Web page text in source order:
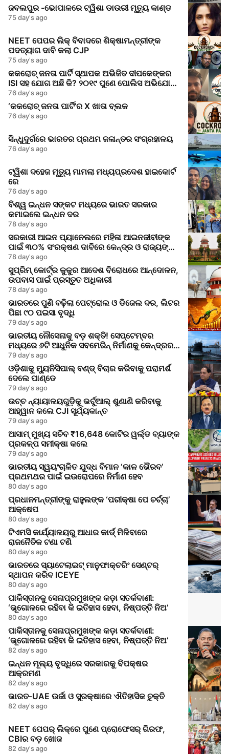
ଜବଲପୁର -ଭୋପାଳରେ ଟ୍ୱିଶା ଡାଉରୀ ମୃତ୍ୟୁ କାଣ୍ଡ
75 day's ago
NEET ପେପର ଲିକ୍‌ ବିବାଦରେ ଶିକ୍ଷାମନ୍ତ୍ରୀଙ୍କ
ପଦତ୍ୟାଗ ଦାବି କଲା CJP
75 day's ago
କକରୋଚ୍ ଜନତା ପାର୍ଟି ସ୍ଥାପକ ଅଭିଜିତ ଦୀପକେଙ୍କର
ISI ସହ ଯୋଗ ଅଛି କି? ୨୦୧୯ ପୁଣେ ପୋଲିସ ଅଭିଯୋଗ
କଣ କହୁଛି
76 day's ago
‘କକରୋଚ୍ ଜନତା ପାର୍ଟି’ର X ଖାତା ବ୍ଲକ
76 day's ago
ସିନ୍ଧୁଦୁର୍ଗରେ ଭାରତର ପ୍ରଥମ ଜଳାନ୍ତର ସଂଗ୍ରହାଳୟ
76 day's ago
ଟ୍ୱିଶା ଦହେଜ ମୃତ୍ୟୁ ମାମଲା ମଧ୍ୟପ୍ରଦେଶ ହାଇକୋର୍ଟ
ରେ
76 day's ago
ବିଶ୍ୱ ଇନ୍ଧନ ସଙ୍କଟ ମଧ୍ୟରେ ଭାରତ ସରକାର
କମାଇଲେ ଇନ୍ଧନ ଦର
78 day's ago
ସରକାରୀ ଆଇନ ପ୍ୟାନେଲରେ ମହିଳା ଆଇନଜୀବୀଙ୍କ
ପାଇଁ ୩୦% ସଂରକ୍ଷଣ ଦାବିରେ କେନ୍ଦ୍ର ଓ ରାଜ୍ୟଙ୍କୁ
ସୁପ୍ରିମକୋର୍ଟର ନୋଟିସ
78 day's ago
ସୁପ୍ରିମ୍ କୋର୍ଟ୍‌ର କୁକୁର ଆଦେଶ ବିରୋଧରେ ଆନ୍ଦୋଳନ,
ଉପବାସ ପାଇଁ ପ୍ରସ୍ତୁତ ଅଧିକାରୀ
78 day's ago
ଭାରତରେ ପୁଣି ବଢ଼ିଲା ପେଟ୍ରୋଲ ଓ ଡିଜେଲ ଦର, ଲିଟର
ପିଛା ୯୦ ପଇସା ବୃଦ୍ଧି
79 day's ago
ଭାରତୀୟ ନୌସେନାକୁ ବଡ଼ ଶକ୍ତି! ସେପ୍ଟେମ୍ବର
ମଧ୍ୟରେ ୬ଟି ଆଧୁନିକ ସବମେରିନ୍ ନିର୍ମାଣକୁ କେନ୍ଦ୍ରର
ମଞ୍ଜୁରି
79 day's ago
ଓଡ଼ିଶାକୁ ମ୍ୟୁନିସିପାଲ୍ ବଣ୍ଡ୍ ବିଚାର କରିବାକୁ ପରାମର୍ଶ
ଦେଲେ ପାଣ୍ଡେ
79 day's ago
ଉଚ୍ଚ ନ୍ୟାୟାଳୟଗୁଡ଼ିକୁ ଭର୍ଚୁଆଲ୍ ଶୁଣାଣି କରିବାକୁ
ଆହ୍ୱାନ କଲେ CJI ସୂର୍ଯ୍ୟକାନ୍ତ
79 day's ago
ଆସାମ୍ ମୁଖ୍ୟ ସଚିବ ₹16,648 କୋଟିର ୱର୍ଲ୍ଡ ବ୍ୟାଙ୍କ
ପ୍ରକଳ୍ପ ସମୀକ୍ଷା କଲେ
79 day's ago
ଭାରତୀୟ ସ୍ୱୟଂଚାଳିତ ଯୁଦ୍ଧ ବିମାନ ‘କାଳ ଭୈରବ’
ପ୍ରଥମଥର ପାଇଁ ଇଉରୋପରେ ନିର୍ମାଣ ହେବ
80 day's ago
ପ୍ରଧାନମନ୍ତ୍ରୀଙ୍କୁ ରାହୁଲଙ୍କ ‘ପରୀକ୍ଷା ପେ ଚର୍ଚ୍ଚା’
ଆକ୍ଷେପ
80 day's ago
ଟିଏମସି କାର୍ଯ୍ୟାଳୟରୁ ଆଧାର କାର୍ଡ୍ ମିଳିବାରେ
ରାଜନୈତିକ ଟଣା ଟଣି
80 day's ago
ଭାରତରେ ସ୍ୟାଟେଲାଇଟ୍ ମାନୁଫାକ୍ଚରିଂ ସେଣ୍ଟର୍
ସ୍ଥାପନ କରିବ ICEYE
80 day's ago
ପାକିସ୍ତାନକୁ ସେନାପ୍ରମୁଖଙ୍କ କଡ଼ା ସତର୍କବାଣୀ:
‘ଭୂଗୋଳରେ ରହିବା କି ଇତିହାସ ହେବା, ନିଷ୍ପତ୍ତି ନିଅ’
80 day's ago
ପାକିସ୍ତାନକୁ ସେନାପ୍ରମୁଖଙ୍କ କଡ଼ା ସତର୍କବାଣୀ:
‘ଭୂଗୋଳରେ ରହିବା କି ଇତିହାସ ହେବା, ନିଷ୍ପତ୍ତି ନିଅ’
82 day's ago
ଇନ୍ଧନ ମୂଲ୍ୟ ବୃଦ୍ଧିରେ ସରକାରକୁ ବିପକ୍ଷର
ଆକ୍ରମଣ
82 day's ago
ଭାରତ‑UAE ଉର୍ଜା ଓ ସୁରକ୍ଷାରେ ଐତିହାସିକ ଚୁକ୍ତି
82 day's ago
NEET ପେପର୍ ଲିକ୍‌ରେ ପୁଣେ ପ୍ରୋଫେସର୍‌ ଗିରଫ,
CBIର ବଡ଼ ଖୋଜ
82 day's ago